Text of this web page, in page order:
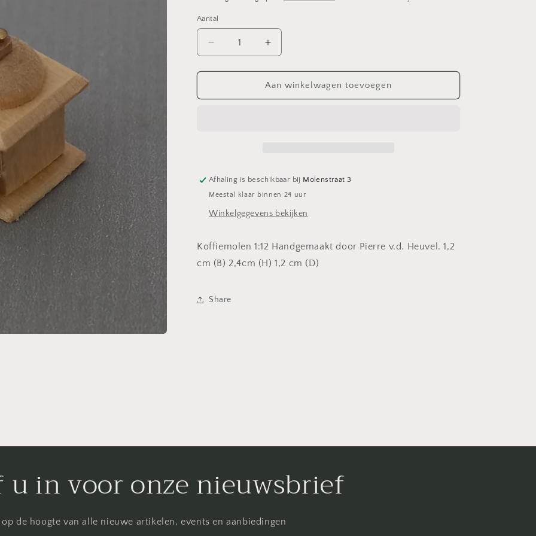
Aantal
Aantal
verlagen
voor
Koffiemolen
Aantal
verhogen
voor
Koffiemolen
Aan winkelwagen toevoegen
Afhaling is beschikbaar bij Molenstraat 3
Meestal klaar binnen 24 uur
Winkelgegevens bekijken
Koffiemolen 1:12 Handgemaakt door Pierre v.d. Heuvel. 1,2
cm (B) 2,4cm (H) 1,2 cm (D)
Share
u in voor onze nieuwsbrief
de hoogte van alle nieuwe artikelen, events en aanbiedingen